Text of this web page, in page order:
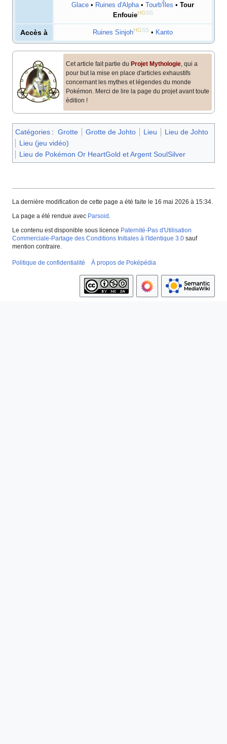
Glace • Ruines d'Alpha• Tourb'Îles • Tour
EnfouieHGSS
Accès à Ruines SinjohHGSS • Kanto
Cet article fait partie du Projet Mythologie , qui a
pour but la mise en place d'articles exhaustifs
concernant les mythes et légendes du monde
Pokémon. Merci de lire la page du projet avant toute
édition !
Catégories : Grotte Grotte de Johto Lieu
Lieu de Johto
Lieu (jeu vidéo)
Lieu de Pokémon Or HeartGold et Argent SoulSilver
La dernière modification de cette page a été faite le 16 mai 2026 à 15:34.
La page a été rendue avec Parsoid
Le contenu est disponible sous licence Paternité-Pas d'Utilisation
Commerciale-Partage des Conditions Initiales à l'Identique 3.0 sauf
mention contraire.
Politique de confidentialité À propos de Poképédia